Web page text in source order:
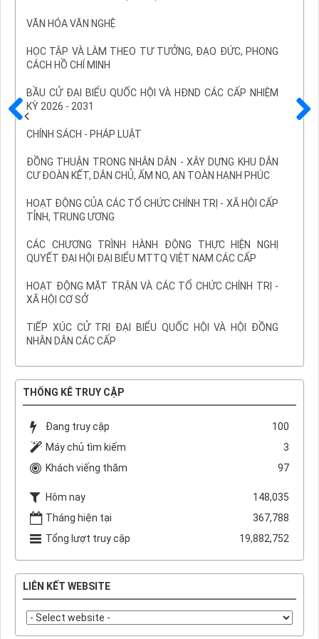
VĂN HÓA VĂN NGHỆ
HỌC TẬP VÀ LÀM THEO TƯ TƯỞNG, ĐẠO ĐỨC, PHONG
CÁCH HỒ CHÍ MINH
BẦU CỬ ĐẠI BIỂU QUỐC HỘI VÀ HĐND CÁC CẤP NHIỆM
KỲ 2026 - 2031
CHÍNH SÁCH - PHÁP LUẬT
ĐỒNG THUẬN TRONG NHÂN DÂN - XÂY DỰNG KHU DÂN
CƯ ĐOÀN KẾT, DÂN CHỦ, ẤM NO, AN TOÀN HẠNH PHÚC
HOẠT ĐỘNG CỦA CÁC TỔ CHỨC CHÍNH TRỊ - XÃ HỘI CẤP
TỈNH, TRUNG ƯƠNG
CÁC CHƯƠNG TRÌNH HÀNH ĐỘNG THỰC HIỆN NGHỊ
QUYẾT ĐẠI HỘI ĐẠI BIỂU MTTQ VIỆT NAM CÁC CẤP
HOẠT ĐỘNG MẶT TRẬN VÀ CÁC TỔ CHỨC CHÍNH TRỊ -
XÃ HỘI CƠ SỞ
TIẾP XÚC CỬ TRI ĐẠI BIỂU QUỐC HỘI VÀ HỘI ĐỒNG
NHÂN DÂN CÁC CẤP
THỐNG KÊ TRUY CẬP
Đang truy cập
100
Máy chủ tìm kiếm
3
Khách viếng thăm
97
Hôm nay
148,035
Tháng hiện tại
367,788
Tổng lượt truy cập
19,882,752
LIÊN KẾT WEBSITE
Trước